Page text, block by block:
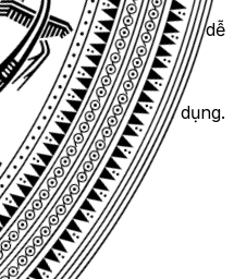
cách nhanh chóng và dễ
những từ bạn sử dụng.